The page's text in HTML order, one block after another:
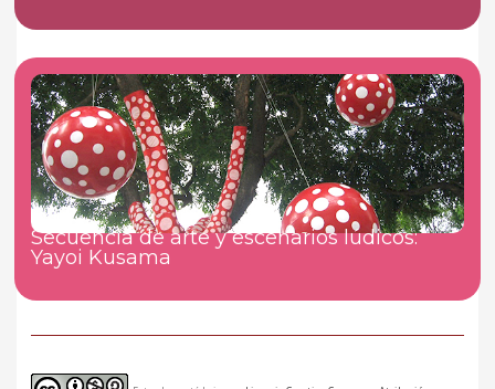
Secuencia de arte y escenarios lúdicos:
Yayoi Kusama